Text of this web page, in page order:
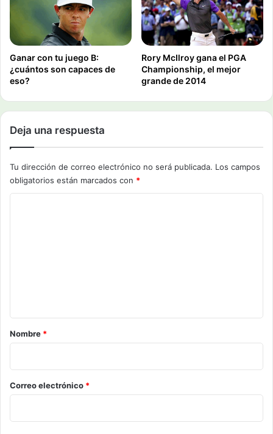
Ganar con tu juego B:
¿cuántos son capaces de
eso?
Rory McIlroy gana el PGA
Championship, el mejor
grande de 2014
Deja una respuesta
Tu dirección de correo electrónico no será publicada. Los campos
obligatorios están marcados con *
r
o
*
Nombre *
Correo electrónico *